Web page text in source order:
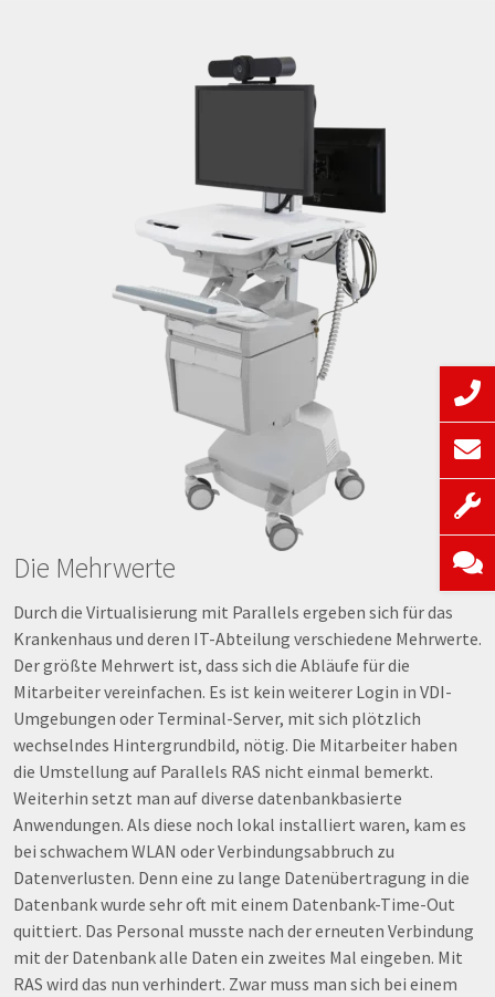
Die Mehrwerte
Durch die Virtualisierung mit Parallels ergeben sich für das
Krankenhaus und deren IT-Abteilung verschiedene Mehrwerte.
Der größte Mehrwert ist, dass sich die Abläufe für die
Mitarbeiter vereinfachen. Es ist kein weiterer Login in VDI-
Umgebungen oder Terminal-Server, mit sich plötzlich
wechselndes Hintergrundbild, nötig. Die Mitarbeiter haben
die Umstellung auf Parallels RAS nicht einmal bemerkt.
Weiterhin setzt man auf diverse datenbankbasierte
Anwendungen. Als diese noch lokal installiert waren, kam es
bei schwachem WLAN oder Verbindungsabbruch zu
Datenverlusten. Denn eine zu lange Datenübertragung in die
Datenbank wurde sehr oft mit einem Datenbank-Time-Out
quittiert. Das Personal musste nach der erneuten Verbindung
mit der Datenbank alle Daten ein zweites Mal eingeben. Mit
RAS wird das nun verhindert. Zwar muss man sich bei einem